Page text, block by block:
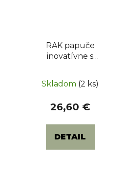
RAK papuče
inovatívne s
Skladom (2 ks)
26,60 €
DETAIL